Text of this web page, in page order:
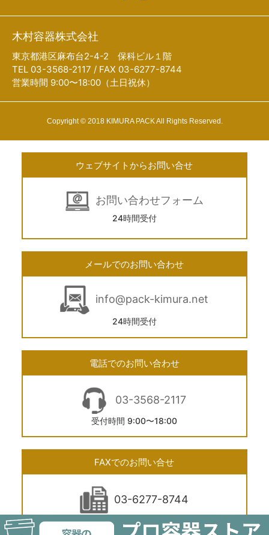
木村容器株式会社
東京都港区麻布台2-4-2 保科ビル１階
TEL 03-3568-2117 / FAX 03-6277-8744
営業時間 9:00〜18:00（土日祝休）
Copyright © 2018 KIMURA PACK All Rights Reserved.
ウェブサイトからお問い合せ
お問い合わせフォーム
24時間受付
メールでのお問い合わせ
info@pack-kimura.net
24時間受付
電話でのお問い合わせ
03-3568-2117
受付時間 9:00〜18:00
FAXでのお問い合せ
03-6277-8744
24時間受付